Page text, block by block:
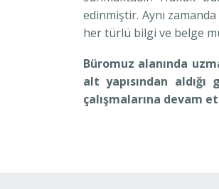
edinmiştir. Aynı
her türlü bilgi ve belge
Büromuz alanında
alt yapısından
çalışmalarına devam